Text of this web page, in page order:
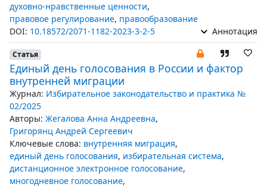
духовно-нравственные ценности,
правовое регулирование, правообразование
DOI: 10.18572/2071-1182-2023-3-2-5 Аннотация
Статья
Единый день голосования в России и фактор
внутренней миграции
Журнал: Избирательное законодательство и практика №
02/2025
Авторы: Жегалова Анна Андреевна,
Григорянц Андрей Сергеевич
Ключевые слова: внутренняя миграция,
единый день голосования, избирательная система,
дистанционное электронное голосование,
многодневное голосование,